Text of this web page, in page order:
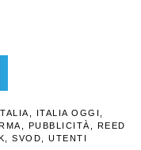
ITALIA ITALIA OGGI
PUBBLICITÀ
REED
SVOD UTENTI